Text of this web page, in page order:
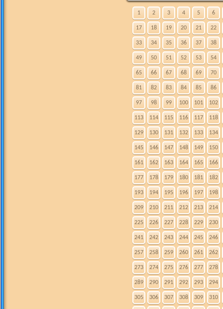
1 2 3 4 5 6
17 18 19 20 21 22
33 34 35 36 37 38
49 50 51 52 53 54
65 66 67 68 69 70
81 82 83 84 85 86
97 98 99 100 101 102
113 114 115 116 117 118
129 130 131 132 133 134
145 146 147 148 149 150
161 162 163 164 165 166
177 178 179 180 181 182
193 194 195 196 197 198
209 210 211 212 213 214
225 226 227 228 229 230
241 242 243 244 245 246
257 258 259 260 261 262
273 274 275 276 277 278
289 290 291 292 293 294
305 306 307 308 309 310